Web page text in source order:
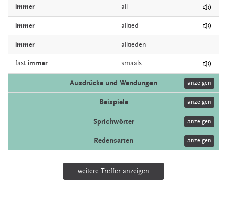
immer all
immer alltied
immer alltieden
fast immer smaals
Ausdrücke und Wendungen anzeigen
Beispiele anzeigen
Sprichwörter anzeigen
Redensarten anzeigen
weitere Treffer anzeigen